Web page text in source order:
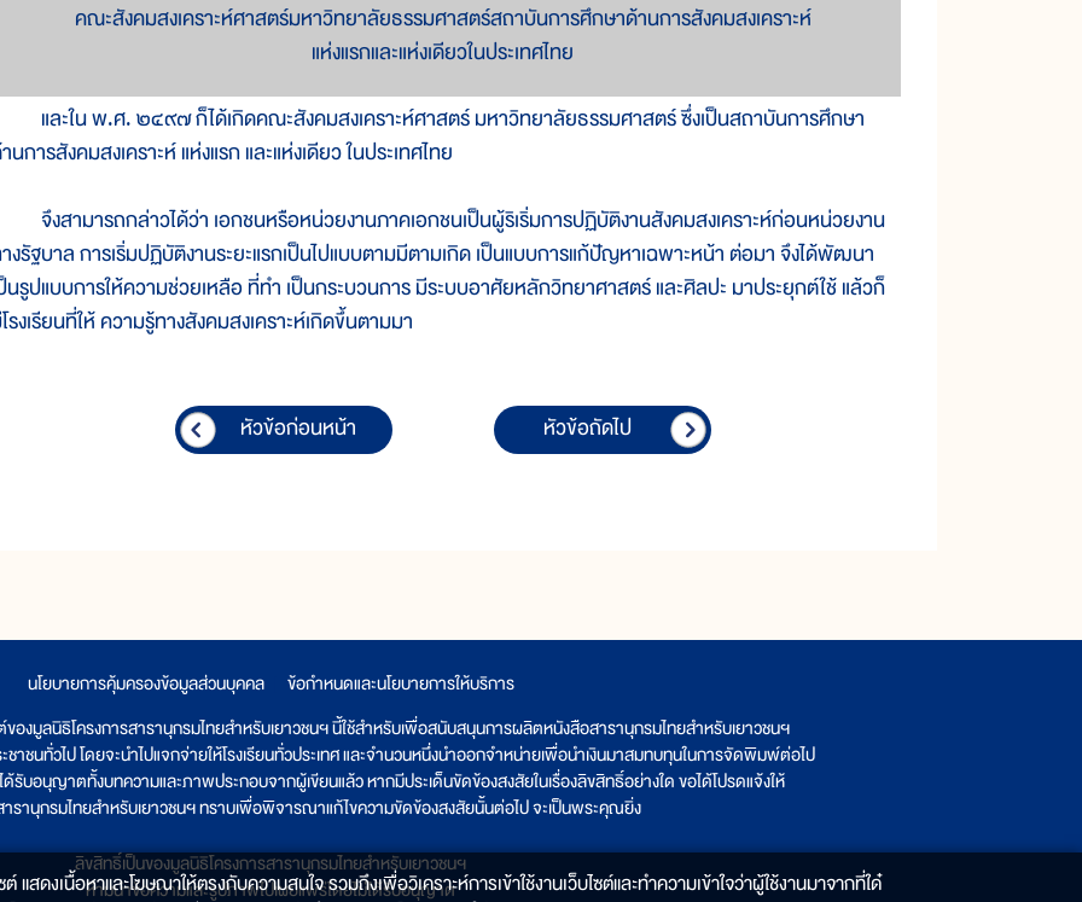
คณะสังคมสงเคราะห์ศาสตร์มหาวิทยาลัยธรรมศาสตร์สถาบันการศึกษาด้านการสังคมสงเคราะห์
แห่งแรกและแห่งเดียวในประเทศไทย
ะใน พ.ศ. ๒๔๙๗ ก็ได้เกิดคณะสังคมสงเคราะห์ศาสตร์ มหาวิทยาลัยธรรมศาสตร์ ซึ่งเป็นสถาบันการศึกษา
นการสังคมสงเคราะห์ แห่งแรก และแห่งเดียว ในประเทศไทย
สามารถกล่าวได้ว่า เอกชนหรือหน่วยงานภาคเอกชนเป็นผู้ริเริ่มการปฏิบัติงานสังคมสงเคราะห์ก่อนหน่วยงาน
งรัฐบาล การเริ่มปฏิบัติงานระยะแรกเป็นไปแบบตามมีตามเกิด เป็นแบบการแก้ปัญหาเฉพาะหน้า ต่อมา จึงได้พัฒนา
นรูปแบบการให้ความช่วยเหลือ ที่ทำ เป็นกระบวนการ มีระบบอาศัยหลักวิทยาศาสตร์ และศิลปะ มาประยุกต์ใช้ แล้วก็
รงเรียนที่ให้ ความรู้ทางสังคมสงเคราะห์เกิดขึ้นตามมา
หัวข้อก่อนหน้า หัวข้อถัดไป
นโยบายการคุ้มครองข้อมูลส่วนบุคคล
ข้อกำหนดและนโยบายการให้บริการ
องมูลนิธิโครงการสารานุกรมไทยสำหรับเยาวชนฯ นี้ใช้สำหรับเพื่อสนับสนุนการผลิตหนังสือสารานุกรมไทยสำหรับเยาวชนฯ
ชาชนทั่วไป โดยจะนำไปแจกจ่ายให้โรงเรียนทั่วประเทศ และจำนวนหนึ่งนำออกจำหน่ายเพื่อนำเงินมาสมทบทุนในการจัดพิมพ์ต่อไป
รับอนุญาตทั้งบทความและภาพประกอบจากผู้เขียนแล้ว หากมีประเด็นขัดข้องสงสัยในเรื่องลิขสิทธิ์อย่างใด ขอได้โปรดแจ้งให้
รานุกรมไทยสำหรับเยาวชนฯ ทราบเพื่อพิจารณาแก้ไขความขัดข้องสงสัยนั้นต่อไป จะเป็นพระคุณยิ่ง
ลิขสิทธิ์เป็นของมูลนิธิโครงการสารานุกรมไทยสำหรับเยาวชนฯ
ห้ามนำข้อความและรูปภาพไปเผยแพร่โดยไม่ได้รับอนุญาต
สดงเนื้อหาและโฆษณาให้ตรงกับความสนใจ รวมถึงเพื่อวิเคราะห์การเข้าใช้งานเว็บไซต์และทำความเข้าใจว่าผู้ใช้งานมาจากที่ใด๋